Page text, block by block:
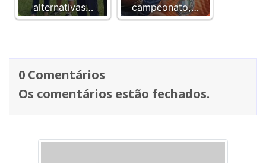
alternativas…
campeonato,…
0 Comentários
Os comentários estão fechados.